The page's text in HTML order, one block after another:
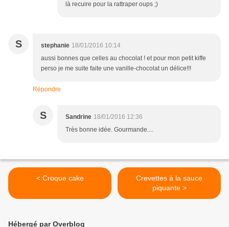
là recuire pour la rattraper oups ;)
S stephanie 18/01/2016 10:14
aussi bonnes que celles au chocolat ! et pour mon petit kiffe
perso je me suite faite une vanille-chocolat un délice!!!
Répondre
S Sandrine 18/01/2016 12:36
Très bonne idée. Gourmande....
< Croque cake
Crevettes à la sauce
piquante >
Hébergé par Overblog